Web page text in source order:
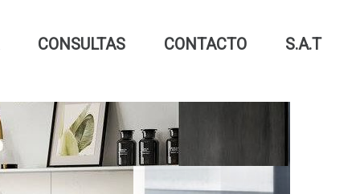
CONSULTAS CONTACTO S.A.T